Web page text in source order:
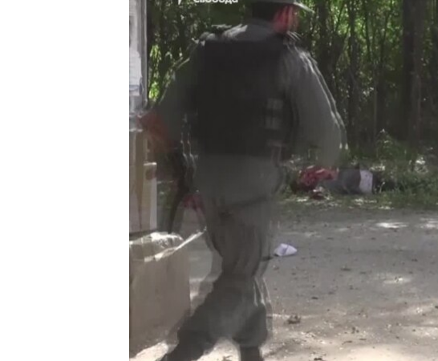
УКРАЇНСЬКА ПРОБЛЕМА КРИМУ